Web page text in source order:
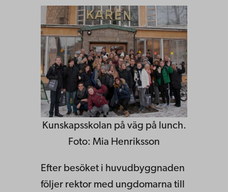
Kunskapsskolan på väg på lunch.
Foto: Mia Henriksson
Efter besöket i huvudbyggnaden
följer rektor med ungdomarna till